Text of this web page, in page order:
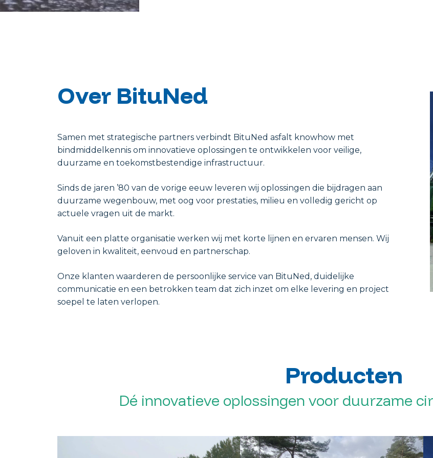
Over BituNed
Samen met strategische partners verbindt BituNed asfalt knowhow met
bindmiddelkennis om innovatieve oplossingen te ontwikkelen voor veilige,
duurzame en toekomstbestendige infrastructuur.
Sinds de jaren ’80 van de vorige eeuw leveren wij oplossingen die bijdragen aan
duurzame wegenbouw, met oog voor prestaties, milieu en volledig gericht op
actuele vragen uit de markt.
Vanuit een platte organisatie werken wij met korte lijnen en ervaren mensen. Wij
geloven in kwaliteit, eenvoud en partnerschap.
Onze klanten waarderen de persoonlijke service van BituNed, duidelijke
communicatie en een betrokken team dat zich inzet om elke levering en project
soepel te laten verlopen.
Producten
Dé innovatieve oplossingen voor duurzame